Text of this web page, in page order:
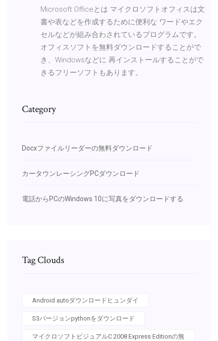
Microsoft Officeとは マイクロソフトオフィスは文
書や表などを作成するために便利な ワードやエク
セルなどが組み合わされているプログラムです。
オフィスソフトを無料ダウンロードすることがで
き、Windowsなどに 再インストールすることがで
きるフリーソフトもあります。
Category
Docxファイルリーダーの無料ダウンロード
カータウンレーシングPCダウンロード
電話からPCのWindows 10に写真をダウンロードする
Tag Clouds
Android autoダウンロードヒュンダイ
S3バージョンpythonをダウンロード
マイクロソフトビジュアルC 2008 Express Editionの無